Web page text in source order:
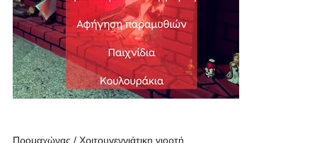
Προμαχώνας / Χριτουγεννιάτικη γιορτή